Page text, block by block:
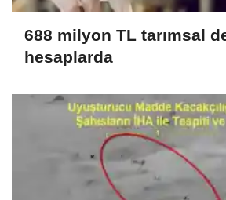
688 milyon TL tarımsal
hesaplarda